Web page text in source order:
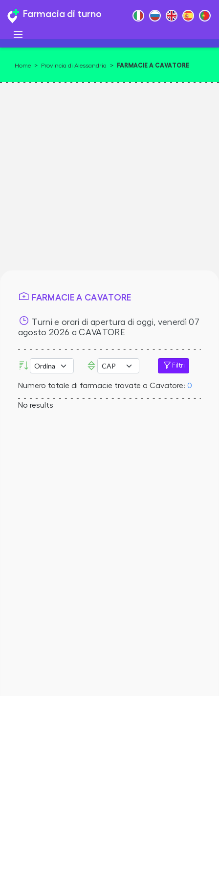
Farmacia di turno
Home > Provincia di Alessandria > FARMACIE A CAVATORE
FARMACIE A CAVATORE
Turni e orari di apertura di oggi, venerdì 07
agosto 2026 a CAVATORE
Filtri
Numero totale di farmacie trovate a Cavatore: 0
No results